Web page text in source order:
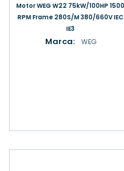
Motor WEG W22 75kW/100HP 1500
RPM Frame 280S/M 380/660V IEC
IE3
Marca: WEG